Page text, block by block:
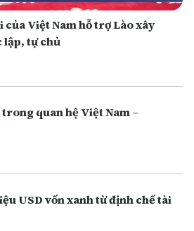
Việt Nam hỗ trợ Lào xây
lập, tự chủ
quan hệ Việt Nam –
USD vốn xanh từ định chế tài